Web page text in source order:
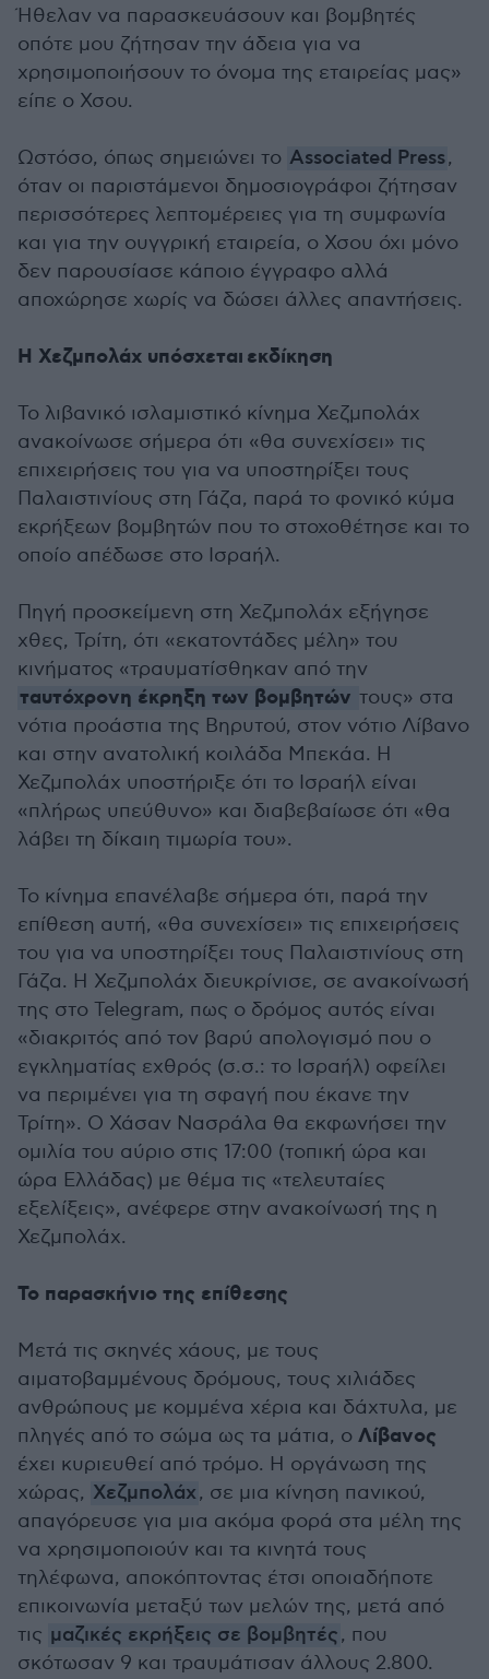
Ήθελαν να παρασκευάσουν και βομβητές
οπότε μου ζήτησαν την άδεια για να
χρησιμοποιήσουν το όνομα της εταιρείας μας»
είπε ο Χσου.
Ωστόσο, όπως σημειώνει το Associated Press,
όταν οι παριστάμενοι δημοσιογράφοι ζήτησαν
περισσότερες λεπτομέρειες για τη συμφωνία
και για την ουγγρική εταιρεία, ο Χσου όχι μόνο
δεν παρουσίασε κάποιο έγγραφο αλλά
αποχώρησε χωρίς να δώσει άλλες απαντήσεις.
Η Χεζμπολάχ υπόσχεται εκδίκηση
Το λιβανικό ισλαμιστικό κίνημα Χεζμπολάχ
ανακοίνωσε σήμερα ότι «θα συνεχίσει» τις
επιχειρήσεις του για να υποστηρίξει τους
Παλαιστινίους στη Γάζα, παρά το φονικό κύμα
εκρήξεων βομβητών που το στοχοθέτησε και το
οποίο απέδωσε στο Ισραήλ.
Πηγή προσκείμενη στη Χεζμπολάχ εξήγησε
χθες, Τρίτη, ότι «εκατοντάδες μέλη» του
κινήματος «τραυματίσθηκαν από την
ταυτόχρονη έκρηξη των βομβητών τους» στα
νότια προάστια της Βηρυτού, στον νότιο Λίβανο
και στην ανατολική κοιλάδα Μπεκάα. Η
Χεζμπολάχ υποστήριξε ότι το Ισραήλ είναι
«πλήρως υπεύθυνο» και διαβεβαίωσε ότι «θα
λάβει τη δίκαιη τιμωρία του».
Το κίνημα επανέλαβε σήμερα ότι, παρά την
επίθεση αυτή, «θα συνεχίσει» τις επιχειρήσεις
του για να υποστηρίξει τους Παλαιστινίους στη
Γάζα. Η Χεζμπολάχ διευκρίνισε, σε ανακοίνωσή
της στο Telegram, πως ο δρόμος αυτός είναι
«διακριτός από τον βαρύ απολογισμό που ο
εγκληματίας εχθρός (σ.σ.: το Ισραήλ) οφείλει
να περιμένει για τη σφαγή που έκανε την
Τρίτη». Ο Χάσαν Νασράλα θα εκφωνήσει την
ομιλία του αύριο στις 17:00 (τοπική ώρα και
ώρα Ελλάδας) με θέμα τις «τελευταίες
εξελίξεις», ανέφερε στην ανακοίνωσή της η
Χεζμπολάχ.
Το παρασκήνιο της επίθεσης
Μετά τις σκηνές χάους, με τους
αιματοβαμμένους δρόμους, τους χιλιάδες
ανθρώπους με κομμένα χέρια και δάχτυλα, με
πληγές από το σώμα ως τα μάτια, ο Λίβανος
έχει κυριευθεί από τρόμο. Η οργάνωση της
χώρας, Χεζμπολάχ, σε μια κίνηση πανικού,
απαγόρευσε για μια ακόμα φορά στα μέλη της
να χρησιμοποιούν και τα κινητά τους
τηλέφωνα, αποκόπτοντας έτσι οποιαδήποτε
επικοινωνία μεταξύ των μελών της, μετά από
τις μαζικές εκρήξεις σε βομβητές, που
σκότωσαν 9 και τραυμάτισαν άλλους 2.800.